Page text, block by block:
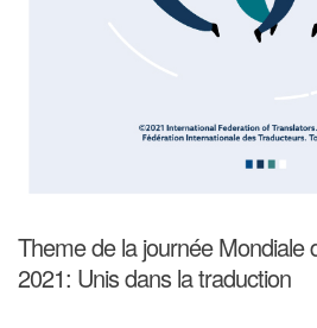
Theme de la journée Mondiale
2021: Unis dans la traduction